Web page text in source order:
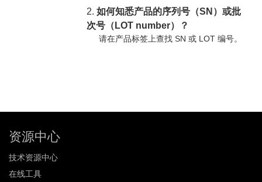
2.如何知悉产品的序列号（SN）或批
次号（LOT number）？
请在产品标签上查找 SN 或 LOT 编号。
资源中心
技术资源中心
在线工具